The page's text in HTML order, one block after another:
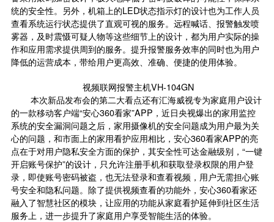
统的安全性。另外，机箱上的LED状态指示灯的设计也为工作人员
查看系统运行状态提供了直观可视的服务。远程喊话、报警触发喷
雾器，及时震慑可疑人物等这些细节上的设计，都为用户实际的操
作和应用需求提供周到的服务。提升报警服务效率的同时也为用户
降低的运营成本，带给用户更高效、准确、便捷的使用体验。
视频联网报警主机VH-104GN
本次新品发布会的第二大看点还有汇海威视专为家庭用户设计
的一款移动客户端“安心360看家”APP，近日央视爆出的家用监控
系统的安全漏洞问题之后，家用摄像机的安全问题成为用户最为关
心的问题，和市面上的家用看护应用相比，安心360看家APP的亮
点在于对用户隐私安全方面的保护，其安全性可达金融级别，“一键
开启账号保护”的设计，只允许注册手机和获取登录权限的用户登
录，即使账号密码被盗，也无法登录和查看视频，用户无需担心账
号安全和隐私问题。除了提供视频查看的功能外，安心360看家还
融入了智慧社区的模块，让应用的功能从家庭看护延伸到社区生活
服务上，进一步提升了家庭用户享受智能生活的体验。